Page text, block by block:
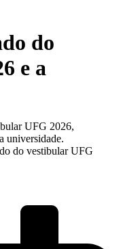
do
e a
UFG 2026,
universidade.
do vestibular UFG